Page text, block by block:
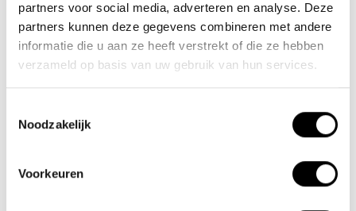
partners voor social media, adverteren en analyse. Deze
partners kunnen deze gegevens combineren met andere
informatie die u aan ze heeft verstrekt of die ze hebben
verzameld op basis van uw gebruik van hun services.
Noodzakelijk
Voorkeuren
Het perfecte vervoersmiddel voor bij uw camper!...
LEES MEER
Je Lacros-fiets verzekeren? Dit moet je weten over de